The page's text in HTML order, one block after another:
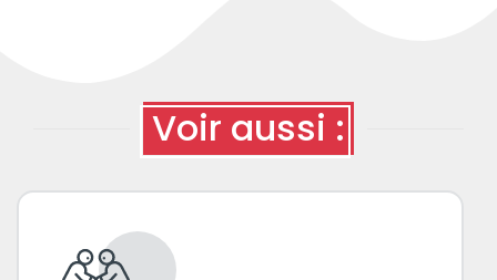
Voir aussi :